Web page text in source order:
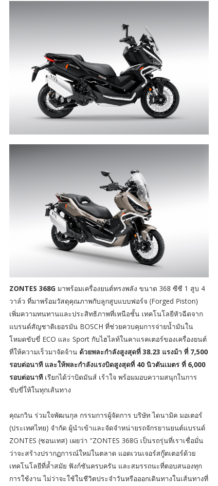
ZONTES 368G มาพร้อมเครื่องยนต์ทรงพลัง ขนาด 368 ซีซี 1 สูบ 4
วาล์ว ที่มาพร้อมวัสดุคุณภาพกับลูกสูบแบบฟอร์จ (Forged Piston)
เพิ่มความทนทานและประสิทธิภาพที่เหนือชั้น เทคโนโลยีหัวฉีดจาก
แบรนด์สัญชาติเยอรมัน BOSCH ที่ช่วยควบคุมการจ่ายน้ำมันใน
โหมดขับขี่ ECO และ Sport กับไฮไลท์ในคาแรคเตอร์ของเครื่องยนต์
ที่ให้ความเร็วมาจัดจ้าน ด้วยพละกำลังสูงสุดที่ 38.23 แรงม้า ที่ 7,500
รอบต่อนาที และให้พละกำลังแรงบิดสูงสุดที่ 40 นิวตันเมตร ที่ 6,000
รอบต่อนาที เรียกได้ว่าบิดมันส์ เร้าใจ พร้อมมอบความสนุกในการ
ขับขี่ให้ในทุกเส้นทาง
คุณกวิน ร่วมใจพัฒนกุล กรรมการผู้จัดการ บริษัท ไดนามิค มอเตอร์
(ประเทศไทย) จำกัด ผู้นำเข้าและจัดจำหน่ายรถจักรยานยนต์แบรนด์
ZONTES (ซอนเทส) เผยว่า "ZONTES 368G เป็นรถรุ่นที่เราเชื่อมั่น
ว่าจะสร้างปรากฏการณ์ใหม่ในตลาด แอดเวนเจอร์สกู๊ตเตอร์ด้วย
เทคโนโลยีที่ล้ำสมัย ฟังก์ชันครบครัน และสมรรถนะที่ตอบสนองทุก
การใช้งาน ไม่ว่าจะใช้ในชีวิตประจำวันหรือออกเดินทางในเส้นทางที่